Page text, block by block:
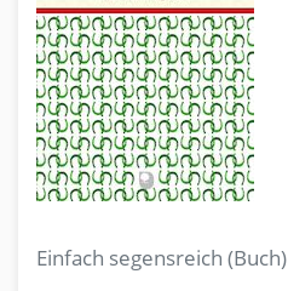
Einfach segensreich (Buch)